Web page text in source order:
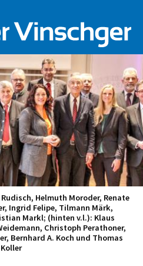
Helmuth Moroder, Renate
Ingrid Felipe, Tilmann Märk,
Markl; (hinten v.l.): Klaus
Christoph Perathoner,
Bernhard A. Koch und Thomas
Koller